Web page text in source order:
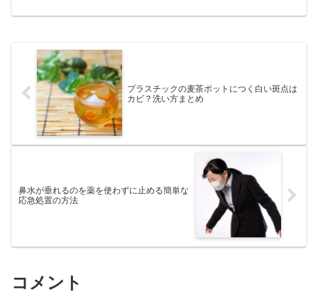
プラスチックの麦茶ポットにつく白い斑点は
カビ？洗い方まとめ
鼻水が垂れるのを薬を使わずに止める簡単な
応急処置の方法
コメント